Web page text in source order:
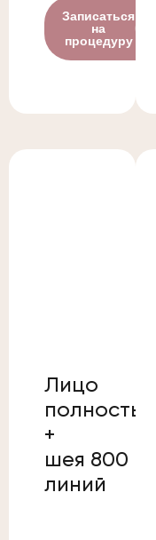
Записаться
на
процедуру
Лицо
полностью
+
шея 800
линий